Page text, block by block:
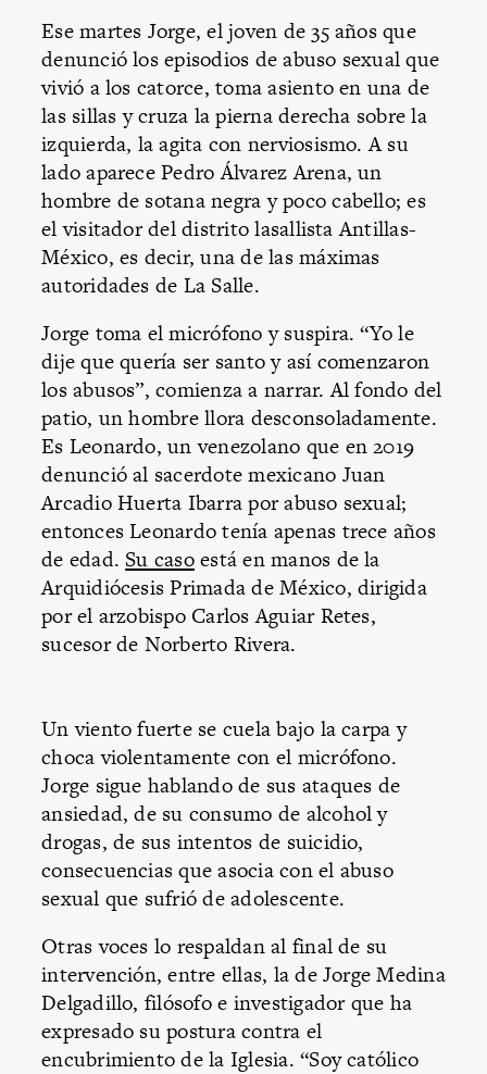
Ese martes Jorge, el joven de 35 años que
denunció los episodios de abuso sexual que
vivió a los catorce, toma asiento en una de
las sillas y cruza la pierna derecha sobre la
izquierda, la agita con nerviosismo. A su
lado aparece Pedro Álvarez Arena, un
hombre de sotana negra y poco cabello; es
el visitador del distrito lasallista Antillas-
México, es decir, una de las máximas
autoridades de La Salle.
Jorge toma el micrófono y suspira. “Yo le
dije que quería ser santo y así comenzaron
los abusos”, comienza a narrar. Al fondo del
patio, un hombre llora desconsoladamente.
Es Leonardo, un venezolano que en 2019
denunció al sacerdote mexicano Juan
Arcadio Huerta Ibarra por abuso sexual;
entonces Leonardo tenía apenas trece años
de edad. Su casoestá en manos de la
Arquidiócesis Primada de México, dirigida
por el arzobispo Carlos Aguiar Retes,
sucesor de Norberto Rivera.
Un viento fuerte se cuela bajo la carpa y
choca violentamente con el micrófono.
Jorge sigue hablando de sus ataques de
ansiedad, de su consumo de alcohol y
drogas, de sus intentos de suicidio,
consecuencias que asocia con el abuso
sexual que sufrió de adolescente.
Otras voces lo respaldan al final de su
intervención, entre ellas, la de Jorge Medina
Delgadillo, filósofo e investigador que ha
expresado su postura contra el
encubrimiento de la Iglesia. “Soy católico